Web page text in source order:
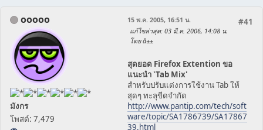
ooooo
มังกร
โพสต์: 7,479
#41
15 พ.ค. 2005, 16:51 น.
แก้ไขล่าสุด: 03 มี.ค. 2006, 14:08 น.
โดย å±±
สุดยอด Firefox Extention ขอ
แนะนำ 'Tab Mix'
สำหรับปรับแต่งการใช้งาน Tab ให้
สุดๆ ทะลุขีดจำกัด
http://www.pantip.com/tech/soft
ware/topic/SA1786739/SA17867
39.html